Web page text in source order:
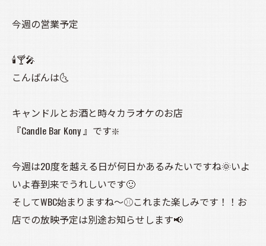
今週の営業予定
🕯️🍸️🎤
こんばんは🌜️
キャンドルとお酒と時々カラオケのお店
『Candle Bar Kony 』です❇️
今週は20度を越える日が何日かあるみたいですね🌞いよ
いよ春到来でうれしいです🙂
そしてWBC始まりますね～⚾これまた楽しみです！！お
店での放映予定は別途お知らせします📢